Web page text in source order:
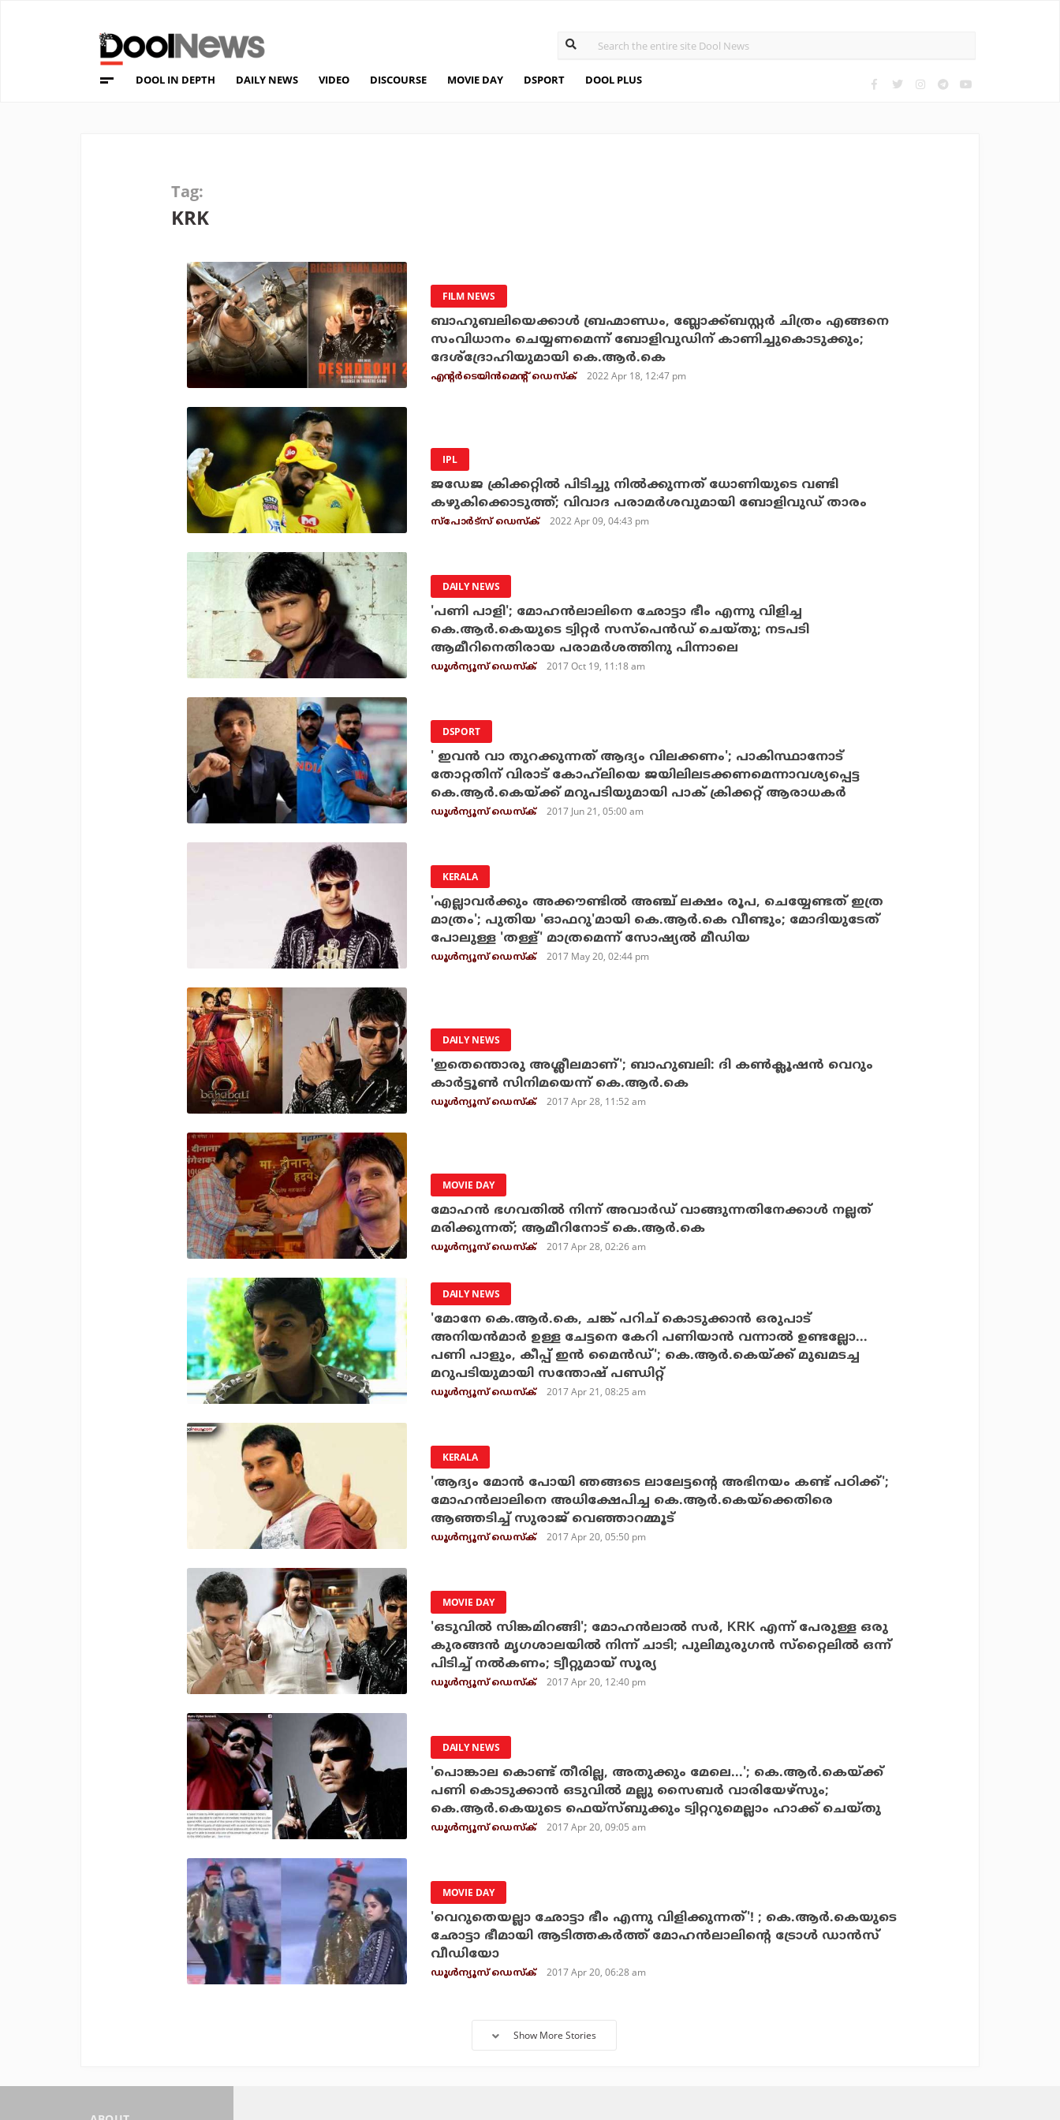
DOOL IN DEPTH DAILY NEWS VIDEO DISCOURSE MOVIE DAY DSPORT DOOL PLUS
Tag:
KRK
FILM NEWS
ബാഹുബലിയെക്കാള്‍ ബ്രഹ്മാണ്ഡം, ബ്ലോക്ക്ബസ്റ്റര്‍ ചിത്രം എങ്ങനെ
സംവിധാനം ചെയ്യണമെന്ന് ബോളിവുഡിന് കാണിച്ചുകൊടുക്കും;
ദേശ്‌ദ്രോഹിയുമായി കെ.ആര്‍.കെ
എന്റര്‍ടെയിന്‍മെന്റ് ഡെസ്‌ക് 2022 Apr 18, 12:47 pm
IPL
ജഡേജ ക്രിക്കറ്റില്‍ പിടിച്ചു നില്‍ക്കുന്നത് ധോണിയുടെ വണ്ടി
കഴുകിക്കൊടുത്ത്; വിവാദ പരാമര്‍ശവുമായി ബോളിവുഡ് താരം
സ്പോര്‍ട്സ് ഡെസ്‌ക് 2022 Apr 09, 04:43 pm
DAILY NEWS
'പണി പാളി'; മോഹന്‍ലാലിനെ ഛോട്ടാ ഭീം എന്നു വിളിച്ച
കെ.ആര്‍.കെയുടെ ട്വിറ്റര്‍ സസ്‌പെന്‍ഡ് ചെയ്തു; നടപടി
ആമീറിനെതിരായ പരാമര്‍ശത്തിനു പിന്നാലെ
ഡൂള്‍ന്യൂസ് ഡെസ്‌ക് 2017 Oct 19, 11:18 am
DSPORT
' ഇവന്‍ വാ തുറക്കുന്നത് ആദ്യം വിലക്കണം'; പാകിസ്ഥാനോട്
തോറ്റതിന് വിരാട് കോഹ്‌ലിയെ ജയിലിലടക്കണമെന്നാവശ്യപ്പെട്ട
കെ.ആര്‍.കെയ്ക്ക് മറുപടിയുമായി പാക് ക്രിക്കറ്റ് ആരാധകര്‍
ഡൂള്‍ന്യൂസ് ഡെസ്‌ക് 2017 Jun 21, 05:00 am
KERALA
'എല്ലാവര്‍ക്കും അക്കൗണ്ടില്‍ അഞ്ച് ലക്ഷം രൂപ, ചെയ്യേണ്ടത് ഇത്ര
മാത്രം'; പുതിയ 'ഓഫറു'മായി കെ.ആര്‍.കെ വീണ്ടും; മോദിയുടേത്
പോലുള്ള 'തള്ള്' മാത്രമെന്ന് സോഷ്യല്‍ മീഡിയ
ഡൂള്‍ന്യൂസ് ഡെസ്‌ക് 2017 May 20, 02:44 pm
DAILY NEWS
'ഇതെന്തൊരു അശ്ലീലമാണ്'; ബാഹുബലി: ദി കണ്‍ക്ലൂഷന്‍ വെറും
കാര്‍ട്ടൂണ്‍ സിനിമയെന്ന് കെ.ആര്‍.കെ
ഡൂള്‍ന്യൂസ് ഡെസ്‌ക് 2017 Apr 28, 11:52 am
MOVIE DAY
മോഹന്‍ ഭഗവതില്‍ നിന്ന് അവാര്‍ഡ് വാങ്ങുന്നതിനേക്കാള്‍ നല്ലത്
മരിക്കുന്നത്; ആമീറിനോട് കെ.ആര്‍.കെ
ഡൂള്‍ന്യൂസ് ഡെസ്‌ക് 2017 Apr 28, 02:26 am
DAILY NEWS
'മോനേ കെ.ആര്‍.കെ, ചങ്ക് പറിച് കൊടുക്കാന്‍ ഒരുപാട്
അനിയന്‍മാര്‍ ഉള്ള ചേട്ടനെ കേറി പണിയാന്‍ വന്നാല്‍ ഉണ്ടല്ലോ...
പണി പാളും, കീപ്പ് ഇന്‍ മൈന്‍ഡ്'; കെ.ആര്‍.കെയ്ക്ക് മുഖമടച്ച
മറുപടിയുമായി സന്തോഷ് പണ്ഡിറ്റ്
ഡൂള്‍ന്യൂസ് ഡെസ്‌ക് 2017 Apr 21, 08:25 am
KERALA
'ആദ്യം മോന്‍ പോയി ഞങ്ങടെ ലാലേട്ടന്റെ അഭിനയം കണ്ട് പഠിക്ക്';
മോഹന്‍ലാലിനെ അധിക്ഷേപിച്ച കെ.ആര്‍.കെയ്‌ക്കെതിരെ
ആഞ്ഞടിച്ച് സുരാജ് വെഞ്ഞാറമ്മൂട്
ഡൂള്‍ന്യൂസ് ഡെസ്‌ക് 2017 Apr 20, 05:50 pm
MOVIE DAY
'ഒടുവില്‍ സിങ്കമിറങ്ങി'; മോഹന്‍ലാല്‍ സര്‍, KRK എന്ന് പേരുള്ള ഒരു
കുരങ്ങന്‍ മൃഗശാലയില്‍ നിന്ന് ചാടി; പുലിമുരുഗന്‍ സ്‌റ്റൈലില്‍ ഒന്ന്
പിടിച്ച് നല്‍കണം; ട്വീറ്റുമായ് സൂര്യ
ഡൂള്‍ന്യൂസ് ഡെസ്‌ക് 2017 Apr 20, 12:40 pm
DAILY NEWS
'പൊങ്കാല കൊണ്ട് തീരില്ല, അതുക്കും മേലെ...'; കെ.ആര്‍.കെയ്ക്ക്
പണി കൊടുക്കാന്‍ ഒടുവില്‍ മല്ലു സൈബര്‍ വാരിയേഴ്‌സും;
കെ.ആര്‍.കെയുടെ ഫെയ്‌സ്ബുക്കും ട്വിറ്ററുമെല്ലാം ഹാക്ക് ചെയ്തു
ഡൂള്‍ന്യൂസ് ഡെസ്‌ക് 2017 Apr 20, 09:05 am
MOVIE DAY
'വെറുതെയല്ലാ ഛോട്ടാ ഭീം എന്നു വിളിക്കുന്നത്'! ; കെ.ആര്‍.കെയുടെ
ഛോട്ടാ ഭീമായി ആടിത്തകര്‍ത്ത് മോഹന്‍ലാലിന്റെ ട്രോള്‍ ഡാന്‍സ്
വീഡിയോ
ഡൂള്‍ന്യൂസ് ഡെസ്‌ക് 2017 Apr 20, 06:28 am
Show More Stories